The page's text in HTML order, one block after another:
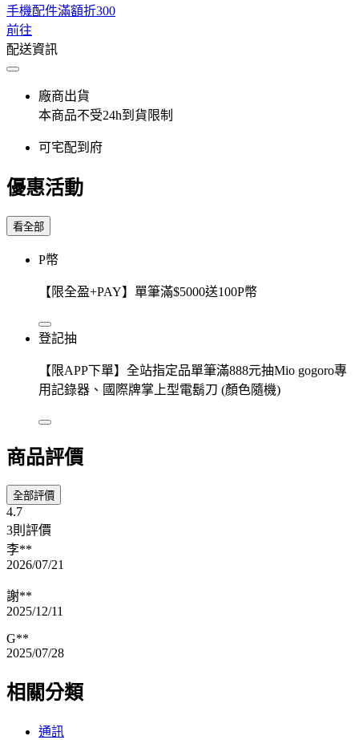
手機配件滿額折300
前往
配送資訊
廠商出貨
本商品不受24h到貨限制
可宅配到府
優惠活動
看全部
P幣
【限全盈+PAY】單筆滿$5000送100P幣
登記抽
【限APP下單】全站指定品單筆滿888元抽Mio gogoro專
用記錄器、國際牌掌上型電鬍刀 (顏色隨機)
商品評價
全部評價
4.7
3則評價
李**
2026/07/21
謝**
2025/12/11
G**
2025/07/28
相關分類
通訊